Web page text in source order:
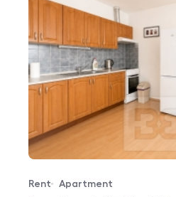
Offer type
Rent
Property type
Apartment